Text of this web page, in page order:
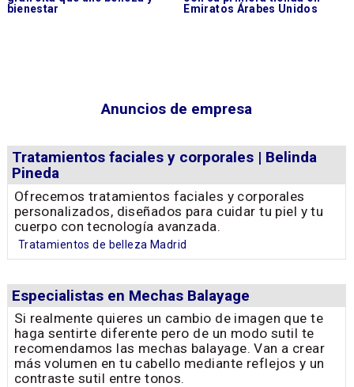
bienestar
Emiratos Árabes Unidos
Anuncios de empresa
Tratamientos faciales y corporales | Belinda
Pineda
Ofrecemos tratamientos faciales y corporales
personalizados, diseñados para cuidar tu piel y tu
cuerpo con tecnología avanzada.
Tratamientos de belleza Madrid
Especialistas en Mechas Balayage
Si realmente quieres un cambio de imagen que te
haga sentirte diferente pero de un modo sutil te
recomendamos las mechas balayage. Van a crear
más volumen en tu cabello mediante reflejos y un
contraste sutil entre tonos.